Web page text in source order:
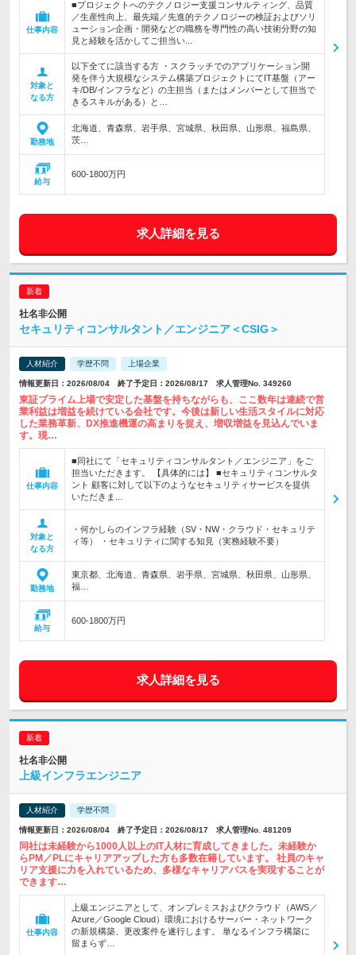
仕事内容
■プロジェクトへのテクノロジー支援コンサルティング、品質
／生産性向上、最先端／先進的テクノロジーの検証およびソリ
ューション企画・開発などの職務を専門性の高い技術分野の知
見と経験を活かしてご担当い...
対象と
なる方
以下全てに該当する方 ・スクラッチでのアプリケーション開
発を伴う大規模なシステム構築プロジェクトにてIT基盤（アー
キ/DB/インフラなど）の主担当（またはメンバーとして担当で
きるスキルがある）と…
勤務地
北海道、青森県、岩手県、宮城県、秋田県、山形県、福島県、
茨…
給与
600-1800万円
求人詳細を見る
社名非公開
セキュリティコンサルタント／エンジニア＜CSIG＞
人材紹介 学歴不問 上場企業
情報更新日：2026/08/04 終了予定日：2026/08/17 求人管理No. 349260
東証プライム上場で安定した基盤を持ちながらも、ここ数年は連続で営
業利益は増益を続けている会社です。今後は新しい生活スタイルに対応
した業務革新、DX推進機運の高まりを捉え、増収増益を見込んでいま
す。現…
仕事内容
■同社にて「セキュリティコンサルタント／エンジニア」をご
担当いただきます。 【具体的には】 ■セキュリティコンサルタ
ント 顧客に対して以下のようなセキュリティサービスを提供
いただきま...
対象と
なる方
・何かしらのインフラ経験（SV・NW・クラウド・セキュリテ
ィ等） ・セキュリティに関する知見（実務経験不要）
勤務地
東京都、北海道、青森県、岩手県、宮城県、秋田県、山形県、
福…
給与
600-1800万円
求人詳細を見る
社名非公開
上級インフラエンジニア
人材紹介 学歴不問
情報更新日：2026/08/04 終了予定日：2026/08/17 求人管理No. 481209
同社は未経験から1000人以上のIT人材に育成してきました。未経験か
らPM／PLにキャリアアップした方も多数在籍しています。 社員のキャ
リア支援に力を入れているため、多様なキャリアパスを実現することが
できます…
仕事内容
上級エンジニアとして、オンプレミスおよびクラウド（AWS／
Azure／Google Cloud）環境におけるサーバー・ネットワーク
の新規構築、更改案件を遂行します。 単なるインフラ構築に
留まらず…